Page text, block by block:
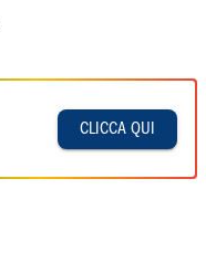
CLICCA QUI